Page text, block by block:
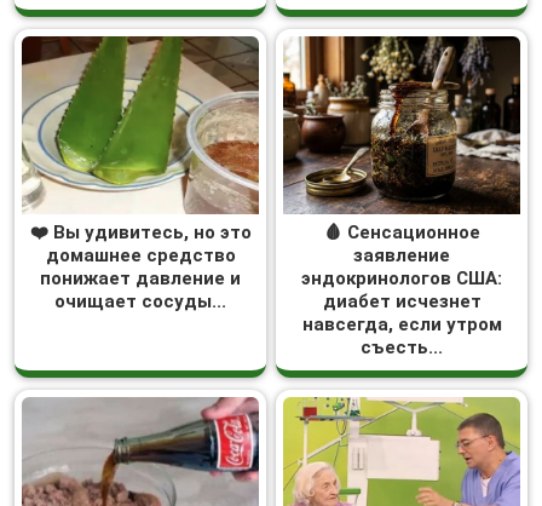
❤️ Вы удивитесь, но это
домашнее средство
понижает давление и
очищает сосуды...
🩸 Сенсационное
заявление
эндокринологов США:
диабет исчезнет
навсегда, если утром
съесть...